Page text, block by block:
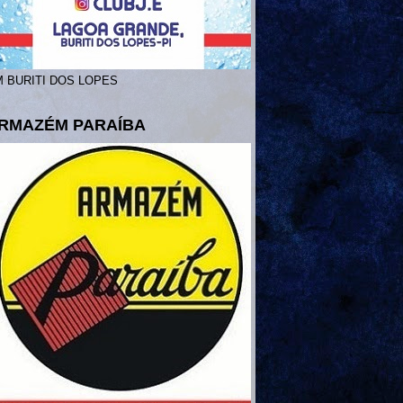
BURITI DOS LOPES
PARAÍBA